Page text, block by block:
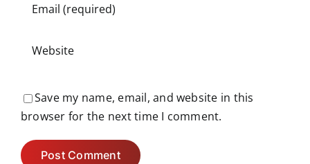
Save my name, email, and website in this
browser for the next time I comment.